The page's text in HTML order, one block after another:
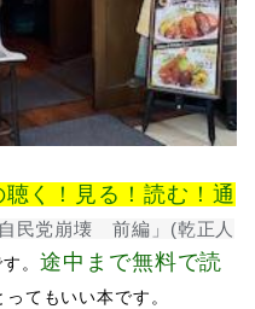
聴く！見る！読む！通
自民党崩壊 前編」(乾正人
す。途中まで無料で読
ってもいい本です。